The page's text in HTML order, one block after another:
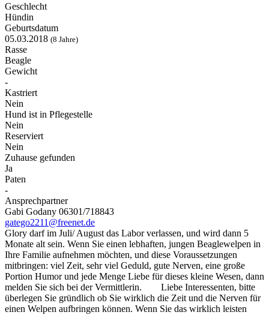
Geschlecht
Hündin
Geburtsdatum
05.03.2018 (8 Jahre)
Rasse
Beagle
Gewicht
-
Kastriert
Nein
Hund ist in Pflegestelle
Nein
Reserviert
Nein
Zuhause gefunden
Ja
Paten
-
Ansprechpartner
Gabi Godany 06301/718843
gatego2211@freenet.de
Glory darf im Juli/ August das Labor verlassen, und wird dann 5
Monate alt sein. Wenn Sie einen lebhaften, jungen Beaglewelpen in
Ihre Familie aufnehmen möchten, und diese Voraussetzungen
mitbringen: viel Zeit, sehr viel Geduld, gute Nerven, eine große
Portion Humor und jede Menge Liebe für dieses kleine Wesen, dann
melden Sie sich bei der Vermittlerin. Liebe Interessenten, bitte
überlegen Sie gründlich ob Sie wirklich die Zeit und die Nerven für
einen Welpen aufbringen können. Wenn Sie das wirklich leisten